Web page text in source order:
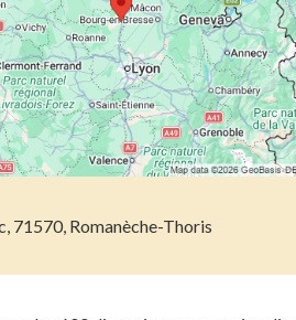
resten
dierentuinen
volgen
71570, Romanèche-Thoris